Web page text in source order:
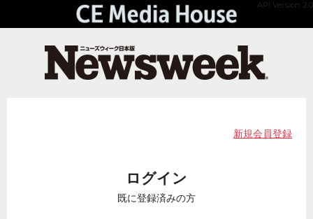
API Version 2.0
新規会員登録
ログイン
既に登録済みの方